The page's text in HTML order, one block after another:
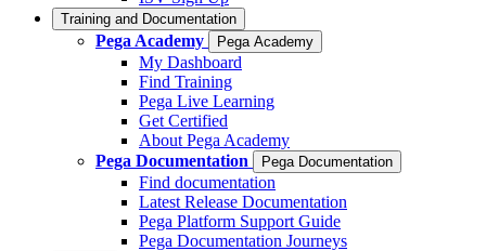
Training and Documentation
Pega Academy Pega Academy
My Dashboard
Find Training
Pega Live Learning
Get Certified
About Pega Academy
Pega Documentation
Pega Documentation
Find documentation
Latest Release Documentation
Pega Platform Support Guide
Pega Documentation Journeys